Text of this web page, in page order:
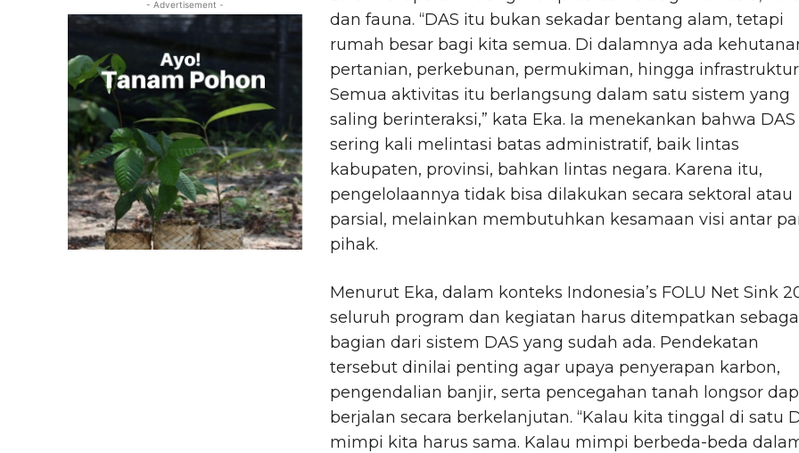
- Advertisement -
dan fauna. “DAS itu bukan sekadar bentang alam, tetapi
rumah besar bagi kita semua. Di dalamnya ada
pertanian, perkebunan, permukiman, hingga
Semua aktivitas itu berlangsung dalam satu sistem yang
saling berinteraksi,” kata Eka. Ia menekankan bahwa DAS
sering kali melintasi batas administratif, baik lintas
kabupaten, provinsi, bahkan lintas negara. Karena itu,
pengelolaannya tidak bisa dilakukan secara sektoral atau
parsial, melainkan membutuhkan kesamaan visi antar
pihak.
Menurut Eka, dalam konteks Indonesia’s FOLU Net Sink
seluruh program dan kegiatan harus ditempatkan
bagian dari sistem DAS yang sudah ada. Pendekatan
tersebut dinilai penting agar upaya penyerapan karbon,
pengendalian banjir, serta pencegahan tanah longsor
berjalan secara berkelanjutan. “Kalau kita tinggal di satu
mimpi kita harus sama. Kalau mimpi berbeda-beda